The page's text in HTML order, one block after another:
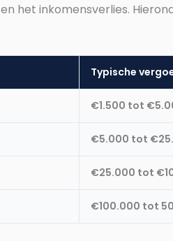
het inkomensverlies.
Typische
€1.500 tot
€5.000 tot
€25.000 tot
€100.000 tot